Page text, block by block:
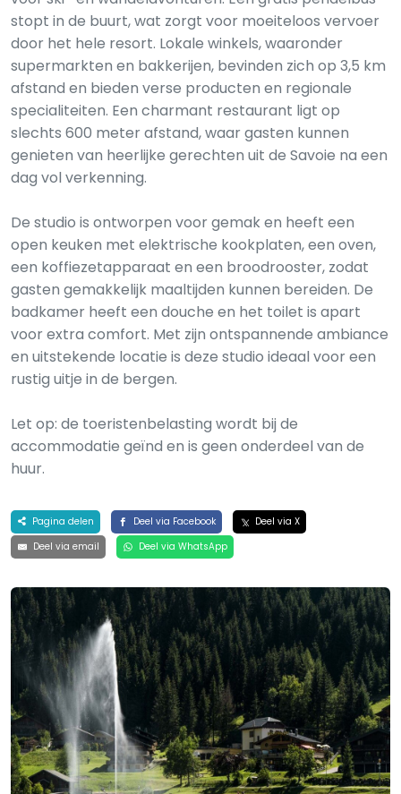
stopt in de buurt, wat zorgt voor moeiteloos vervoer
door het hele resort. Lokale winkels, waaronder
supermarkten en bakkerijen, bevinden zich op 3,5 km
afstand en bieden verse producten en regionale
specialiteiten. Een charmant restaurant ligt op
slechts 600 meter afstand, waar gasten kunnen
genieten van heerlijke gerechten uit de Savoie na een
dag vol verkenning.
De studio is ontworpen voor gemak en heeft een
open keuken met elektrische kookplaten, een oven,
een koffiezetapparaat en een broodrooster, zodat
gasten gemakkelijk maaltijden kunnen bereiden. De
badkamer heeft een douche en het toilet is apart
voor extra comfort. Met zijn ontspannende ambiance
en uitstekende locatie is deze studio ideaal voor een
rustig uitje in de bergen.
Let op: de toeristenbelasting wordt bij de
accommodatie geïnd en is geen onderdeel van de
huur.
Pagina delen Deel via Facebook
Deel via X
Deel via email
Deel via WhatsApp